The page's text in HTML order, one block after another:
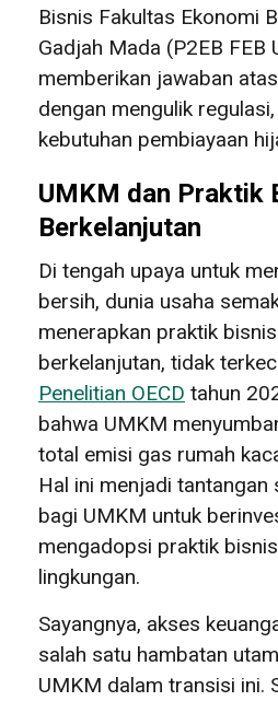
Bisnis Fakultas Ekonomi
Gadjah Mada (P2EB FEB
memberikan jawaban
dengan mengulik
kebutuhan pembiayaan
UMKM dan Praktik
Berkelanjutan
Di tengah upaya untuk
bersih, dunia usaha
menerapkan praktik
berkelanjutan, tidak
Penelitian OECD tahun
bahwa UMKM
total emisi gas rumah
Hal ini menjadi tantangan
bagi UMKM untuk
mengadopsi praktik
lingkungan.
Sayangnya, akses
salah satu hambatan
UMKM dalam transisi ini.